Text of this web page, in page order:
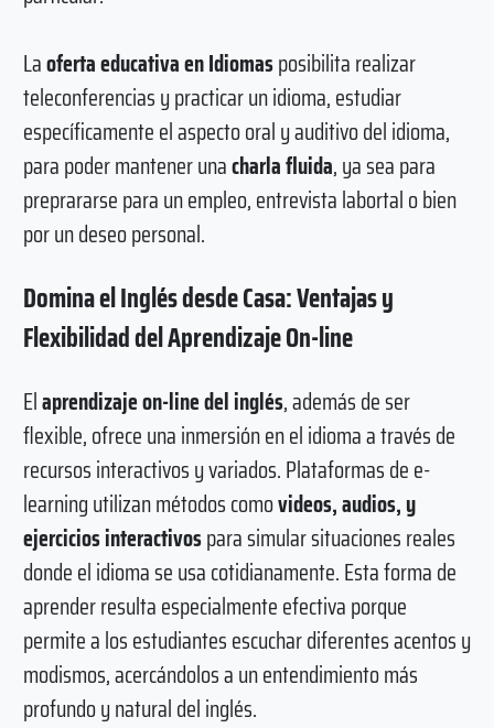
Laoferta educativa en Idiomasposibilita realizar
teleconferencias y practicar un idioma, estudiar
específicamente el aspecto oral y auditivo del idioma,
para poder mantener unacharla fluida, ya sea para
preprararse para un empleo, entrevista labortal o bien
por un deseo personal.
Domina el Inglés desde Casa: Ventajas y
Flexibilidad del Aprendizaje On-line
Elaprendizaje on-line del inglés, además de ser
flexible, ofrece una inmersión en el idioma a través de
recursos interactivos y variados. Plataformas de e-
learning utilizan métodos comovideos, audios, y
ejercicios interactivospara simular situaciones reales
donde el idioma se usa cotidianamente. Esta forma de
aprender resulta especialmente efectiva porque
permite a los estudiantes escuchar diferentes acentos y
modismos, acercándolos a un entendimiento más
profundo y natural del inglés.